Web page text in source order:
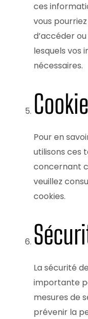
ces
vous
d’accéder
lesquels vos
nécessaires.
Pour en
utilisons ces
concernant
veuillez
cookies.
La sécurité
importante
mesures de
prévenir la